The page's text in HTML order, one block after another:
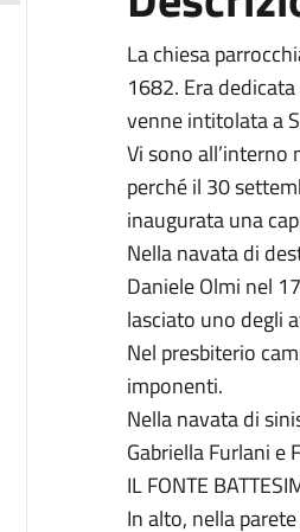
La chiesa
1682. Era
venne intitolata a
Vi sono
perché il 30
inaugurata una
Nella navata di
Daniele Olmi nel
lasciato uno degli
Nel presbiterio
imponenti.
Nella navata di
Gabriella Furlani e
IL FONTE
In alto, nella